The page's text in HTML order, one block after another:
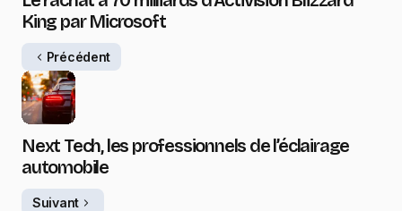
King par Microsoft
Précédent
Next Tech, les professionnels de l’éclairage
automobile
Suivant